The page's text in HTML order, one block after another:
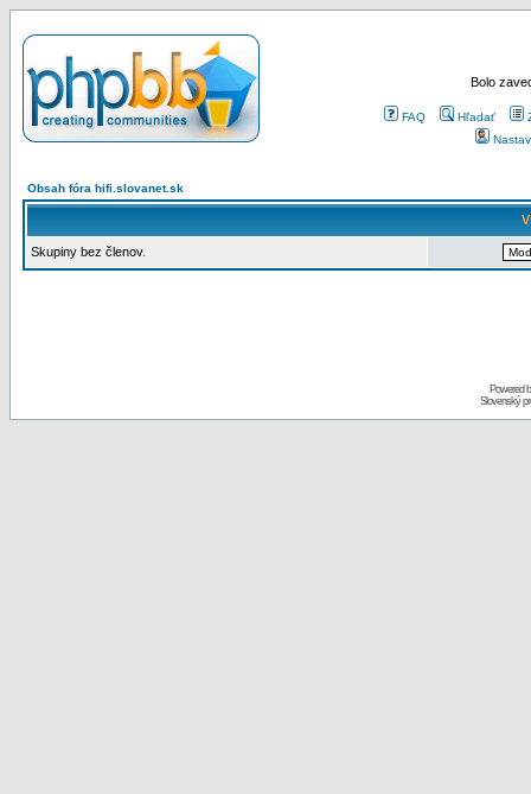
Bolo
FAQ Hľadať
Obsah fóra hifi.slovanet.sk
Skupiny bez členov.
Powered
Slovenský